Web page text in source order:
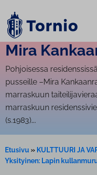
sisältöön
Mira
Pohjoisessa
pus­seil­le –Mira
marraskuun
marraskuun
(s.1983)….
Etusivu » KULTTUURI JA
Yksityinen: Lapin